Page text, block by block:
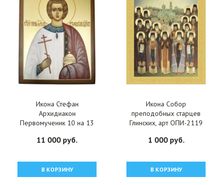
Икона Стефан
Архидиакон
Первомученик 10 на 13
ИРГ-156
11 000 руб.
В КОРЗИНУ
Икона Собор
преподобных старцев
Глинских, арт ОПИ-2119
1 000 руб.
В КОРЗИНУ